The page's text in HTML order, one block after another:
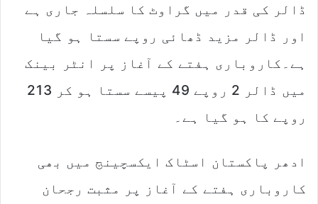
ڈالر کی قدر میں گراوٹ کا سلسلہ جاری ہے
اور ڈالر مزید ڈھائی روپے سستا ہو گیا
ہے۔کاروباری ہفتے کے آغاز پر انٹر بینک
میں ڈالر 2 روپے 49 پیسے سستا ہو کر 213
روپے کا ہو گیا ہے۔
ادھر پاکستان اسٹاک ایکسچینج میں بھی
کاروباری ہفتے کے آغاز پر مثبت رجحان